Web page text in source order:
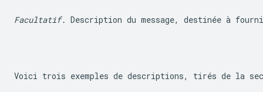
Facultatif. Description du message, destinée à
Voici trois exemples de descriptions, tirés de la